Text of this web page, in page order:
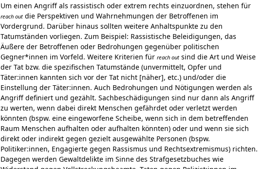
Um einen Angriff als rassistisch oder extrem rechts einzuordnen, stehen für
reach out die Perspektiven und Wahrnehmungen der Betroffenen im
Vordergrund. Darüber hinaus sollten weitere Anhaltspunkte zu den
Tatumständen vorliegen. Zum Beispiel: Rassistische Beleidigungen, das
Äußere der Betroffenen oder Bedrohungen gegenüber politischen
Gegner*innen im Vorfeld. Weitere Kriterien für reach out sind die Art und Weise
der Tat bzw. die spezifischen Tatumstände (unvermittelt, Opfer und
Täter:innen kannten sich vor der Tat nicht [näher], etc.) und/oder die
Einstellung der Täter:innen. Auch Bedrohungen und Nötigungen werden als
Angriff definiert und gezählt. Sachbeschädigungen sind nur dann als Angriff
zu werten, wenn dabei direkt Menschen gefährdet oder verletzt werden
könnten (bspw. eine eingeworfene Scheibe, wenn sich in dem betreffenden
Raum Menschen aufhalten oder aufhalten könnten) oder und wenn sie sich
direkt oder indirekt gegen gezielt ausgewählte Personen (bspw.
Politiker:innen, Engagierte gegen Rassismus und Rechtsextremismus) richten.
Dagegen werden Gewaltdelikte im Sinne des Strafgesetzbuches wie